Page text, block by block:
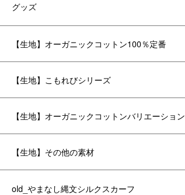
グッズ
【生地】オーガニックコットン100％定番
【生地】こもれびシリーズ
【生地】オーガニックコットンバリエーション
【生地】その他の素材
old_やまなし縄文シルクスカーフ